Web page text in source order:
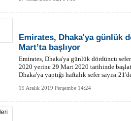
Emirates, Dhaka'ya günlük
Mart’ta başlıyor
Emirates, Dhaka'ya günlük dördüncü
2020 yerine 29 Mart 2020 tarihinde
Dhaka'ya yaptığı haftalık sefer sayısı
19 Aralık 2019 Perşembe 14:24